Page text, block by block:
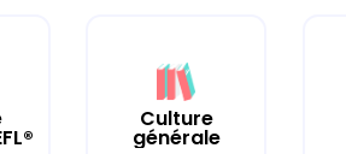
Culture
générale